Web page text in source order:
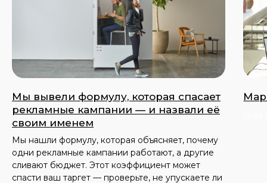
Мы вывели формулу, которая спасает
рекламные кампании — и назвали её
своим именем
Мы нашли формулу, которая объясняет, почему
одни рекламные кампании работают, а другие
сливают бюджет. Этот коэффициент может
спасти ваш таргет — проверьте, не упускаете ли